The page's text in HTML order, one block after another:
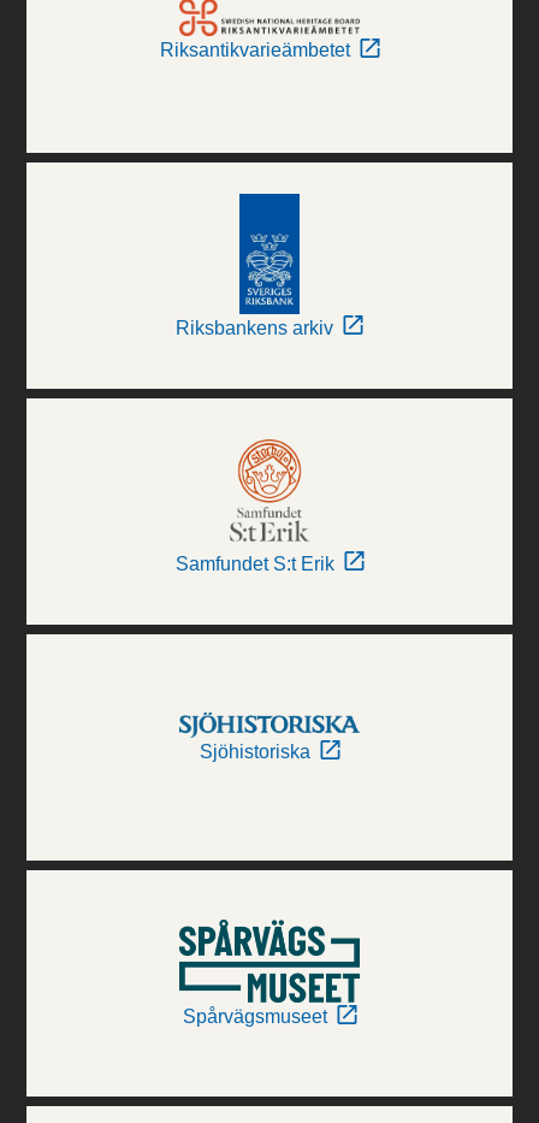
Riksantikvarieämbetet
Riksbankens arkiv
Samfundet S:t Erik
Sjöhistoriska
Spårvägsmuseet